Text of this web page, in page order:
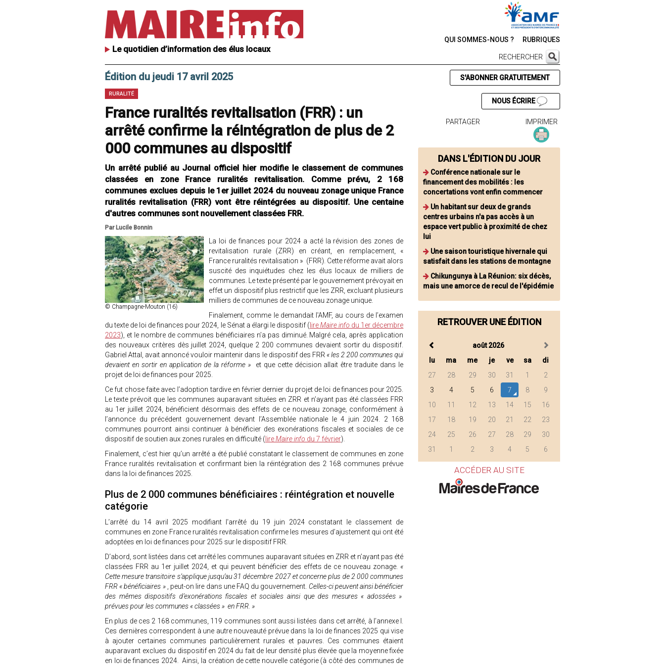
Le quotidien d’information des élus locaux
QUI SOMMES-NOUS ? RUBRIQUES
RECHERCHER
Édition du jeudi 17 avril 2025
RURALITÉ
France ruralités revitalisation (FRR) : un
arrêté confirme la réintégration de plus de 2
000 communes au dispositif
Un arrêté publié au Journal officiel hier modifie le classement de communes
classées en zone France ruralités revitalisation. Comme prévu, 2 168
communes exclues depuis le 1er juillet 2024 du nouveau zonage unique France
ruralités revitalisation (FRR) vont être réintégrées au dispositif. Une centaine
d'autres communes sont nouvellement classées FRR.
Par Lucile Bonnin
© Champagne-Mouton (16)
La loi de finances pour 2024 a acté la révision des zones de
revitalisation rurale (ZRR) en créant, en remplacement, «
France ruralités revitalisation » (FRR). Cette réforme avait alors
suscité des inquiétudes chez les élus locaux de milliers de
communes. Le texte présenté par le gouvernement prévoyait en
effet un dispositif plus restrictif que les ZRR, excluant plusieurs
milliers de communes de ce nouveau zonage unique.
Finalement, comme le demandait l'AMF, au cours de l’examen
du texte de loi de finances pour 2024, le Sénat a élargi le dispositif ( lireMaire info du 1er décembre
2023), et le nombre de communes bénéficiaires n’a pas diminué. Malgré cela, après application
des nouveaux critères dès juillet 2024, quelque 2 200 communes devaient sortir du dispositif.
Gabriel Attal, avait annoncé vouloir maintenir dans le dispositif des FRR « les 2 200 communes qui
devaient en sortir en application de la réforme »
et que cette décision allait être traduite dans le
projet de loi de finances pour 2025.
Ce fut chose faite avec l’adoption tardive en février dernier du projet de loi de finances pour 2025.
Le texte prévoit que les communes auparavant situées en ZRR et n’ayant pas été classées FRR
au 1er juillet 2024, bénéficient désormais des effets de ce nouveau zonage, conformément à
l’annonce du précédent gouvernement devant l’Assemblée nationale le 4 juin 2024. 2 168
communes pourront ainsi continuer à bénéficier des exonérations fiscales et sociales de ce
dispositif de soutien aux zones rurales en difficulté ( lireMaire info du 7 février).
Finalement, c’est hier qu’un arrêté a été publié constatant le classement de communes en zone
France ruralités revitalisation et confirmant bien la réintégration des 2 168 communes prévue
dans la loi de finances 2025.
Plus de 2 000 communes bénéficiaires : réintégration et nouvelle
catégorie
L’arrêté du 14 avril 2025 modifiant l'arrêté du 19 juin 2024 constatant le classement de
communes en zone France ruralités revitalisation confirme les mesures d’ajustement qui ont été
adoptées en loi de finances pour 2025 sur le dispositif FRR.
D’abord, sont listées dans cet arrêté les communes auparavant situées en ZRR et n’ayant pas été
classées FRR au 1er juillet 2024, et qui peuvent bénéficier des effets de ce nouveau zonage. «
Cette mesure transitoire s’applique jusqu’au 31 décembre 2027 et concerne plus de 2 000 communes
FRR « bénéficiaires »
, peut-on lire dans une FAQ du gouvernement. Celles-ci peuvent ainsi bénéficier
des mêmes dispositifs d’exonérations fiscales et sociales ainsi que des mesures « adossées »
prévues pour les communes « classées » en FRR. »
En plus de ces 2 168 communes, 119 communes sont aussi listées dans cet arrêté, à l’annexe I.
Ces dernières correspondent à une autre nouveauté prévue dans la loi de finances 2025 qui vise
à ajouter certaines communes particulièrement rurales et pauvres. Ces communes étaient
auparavant exclues du dispositif en 2024 du fait de leur densité plus élevée que la moyenne fixée
en loi de finances 2024. Ainsi, la création de cette nouvelle catégorie (à côté des communes de
S'ABONNER GRATUITEMENT
NOUS ÉCRIRE
PARTAGER IMPRIMER
DANS L'ÉDITION DU JOUR
Conférence nationale sur le
financement des mobilités : les
concertations vont enfin commencer
Un habitant sur deux de grands
centres urbains n'a pas accès à un
espace vert public à proximité de chez
lui
Une saison touristique hivernale qui
satisfait dans les stations de montagne
Chikungunya à La Réunion: six décès,
mais une amorce de recul de l'épidémie
RETROUVER UNE ÉDITION
août 2026
lu
ma me je ve sa
di
27
28 29 30 31 1
2
3
4 5 6 7 8
9
10
11 12 13 14 15
16
17
18 19 20 21 22
23
24
25 26 27 28 29
30
31
1 2 3 4 5 6
ACCÉDER AU SITE